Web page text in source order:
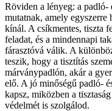
Röviden a lényeg: a padló-
mutatnak, amely egyszerre
kínál. A csíkmentes, tiszta
feladat, és a mindennapi
fárasztóvá válik. A
teszik, hogy a tisztítás
márványpadlón, akár a
elő. A jó minőségű padló-
kapsz, miközben a
védelmét is szolgálod.